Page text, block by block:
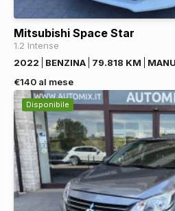
Mitsubishi Space Star
1.2 Intense
2022
BENZINA 79.818 KM
€140 al mese
Disponibile